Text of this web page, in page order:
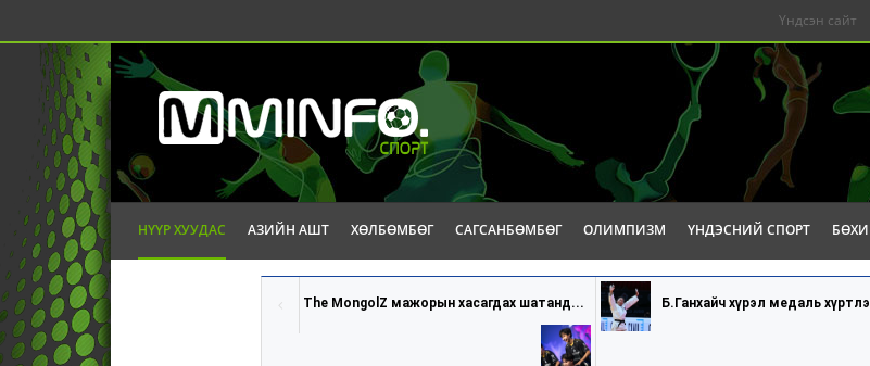
Үндсэн сайт
НҮҮР ХУУДАС АЗИЙН АШТ ХӨЛБӨМБӨГ САГСАНБӨМБӨГ ОЛИМПИЗМ ҮНДЭСНИЙ СПОРТ
The MongolZ мажорын хасагдах шатанд... Б.Ганхайч хүрэл медаль